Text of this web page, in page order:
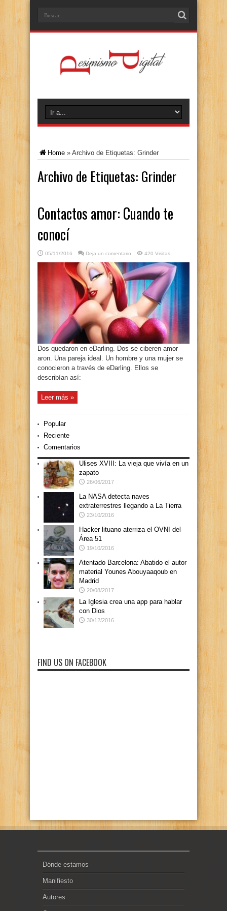
Home » Archivo de Etiquetas: Grinder
Archivo de Etiquetas: Grinder
Contactos amor: Cuando te
conocí
05/11/2016 Deja un comentario 420 Visitas
Dos quedaron en eDarling. Dos se ciberen amor
aron. Una pareja ideal. Un hombre y una mujer se
conocieron a través de eDarling. Ellos se
describían así:
Leer más »
Popular
Reciente
Comentarios
Ulises XVIII: La vieja que vivía en un
zapato
26/06/2017
La NASA detecta naves
extraterrestres llegando a La Tierra
23/10/2016
Hacker lituano aterriza el OVNI del
Área 51
19/10/2016
Atentado Barcelona: Abatido el autor
material Younes Abouyaaqoub en
Madrid
20/08/2017
La Iglesia crea una app para hablar
con Dios
30/12/2016
FIND US ON FACEBOOK
Dónde estamos
Manifiesto
Autores